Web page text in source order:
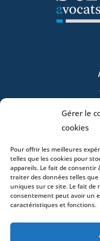
Gérer le
cookies
Pour offrir les meilleures
telles que les cookies pour
appareils. Le fait de
traiter des données telles
uniques sur ce site. Le fait
consentement peut avoir un
caractéristiques et fonctions.
- 4 square
76600 Le Havre – France